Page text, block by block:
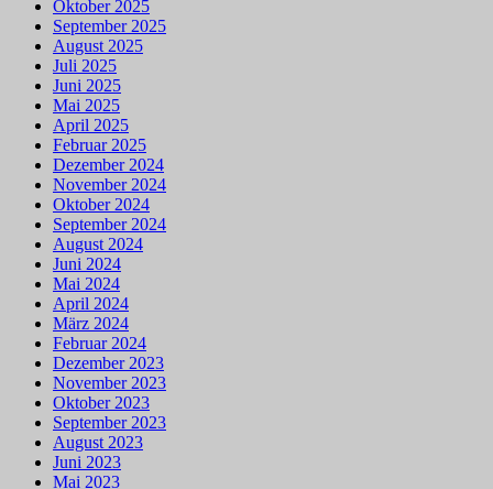
Oktober 2025
September 2025
August 2025
Juli 2025
Juni 2025
Mai 2025
April 2025
Februar 2025
Dezember 2024
November 2024
Oktober 2024
September 2024
August 2024
Juni 2024
Mai 2024
April 2024
März 2024
Februar 2024
Dezember 2023
November 2023
Oktober 2023
September 2023
August 2023
Juni 2023
Mai 2023